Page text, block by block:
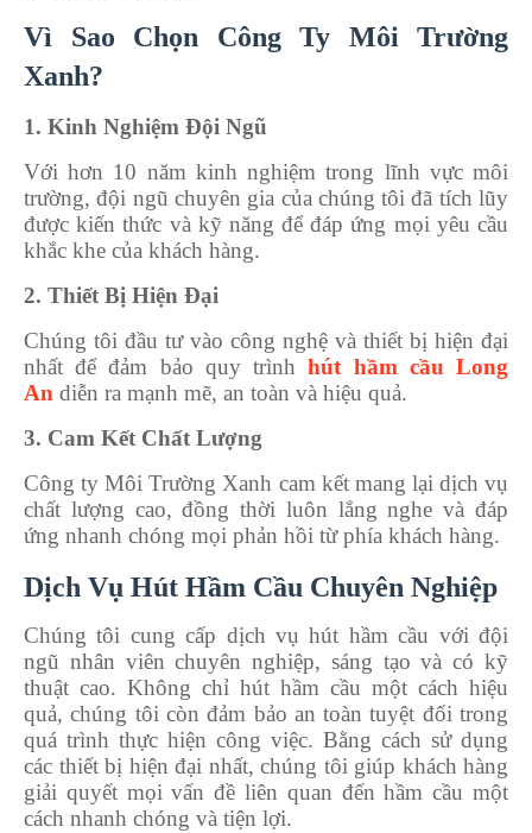
Vì Sao Chọn Công Ty Môi Trường
Xanh?
1. Kinh Nghiệm Đội Ngũ
Với hơn 10 năm kinh nghiệm trong lĩnh vực môi
trường, đội ngũ chuyên gia của chúng tôi đã tích lũy
được kiến thức và kỹ năng để đáp ứng mọi yêu cầu
khắc khe của khách hàng.
2. Thiết Bị Hiện Đại
Chúng tôi đầu tư vào công nghệ và thiết bị hiện đại
nhất để đảm bảo quy trình hút hầm cầu Long
An diễn ra mạnh mẽ, an toàn và hiệu quả.
3. Cam Kết Chất Lượng
Công ty Môi Trường Xanh cam kết mang lại dịch vụ
chất lượng cao, đồng thời luôn lắng nghe và đáp
ứng nhanh chóng mọi phản hồi từ phía khách hàng.
Dịch Vụ Hút Hầm Cầu Chuyên Nghiệp
Chúng tôi cung cấp dịch vụ hút hầm cầu với đội
ngũ nhân viên chuyên nghiệp, sáng tạo và có kỹ
thuật cao. Không chỉ hút hầm cầu một cách hiệu
quả, chúng tôi còn đảm bảo an toàn tuyệt đối trong
quá trình thực hiện công việc. Bằng cách sử dụng
các thiết bị hiện đại nhất, chúng tôi giúp khách hàng
giải quyết mọi vấn đề liên quan đến hầm cầu một
cách nhanh chóng và tiện lợi.